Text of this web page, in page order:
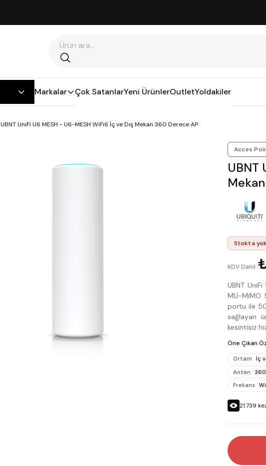
Markalar Çok SatanlarYeni ÜrünlerOutletYoldakiler
UBNT UniFi U6 MESH - U6-MESH WiFi6 İç ve Dış Mekan 360 Derece AP
Acces
UBNT
Stokta
KDV Dahil :
UBNT
MU-MiMO
portu ile
sağlayan
kesintisiz
Öne Çıkan
Ortam : İç
Anten :
Frekans :
21.739